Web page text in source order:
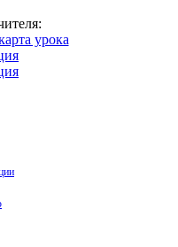
урока